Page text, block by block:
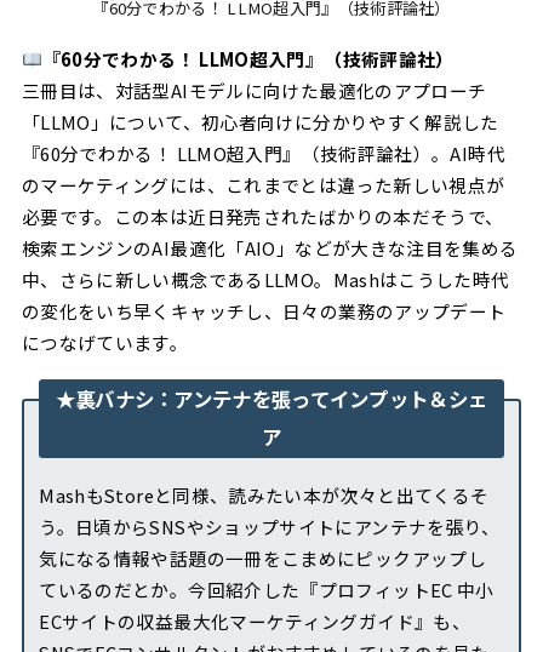
『60分でわかる！ LLMO超入門』（技術評論社）
『60分でわかる！ LLMO超入門』（技術評論社）
三冊目は、対話型AIモデルに向けた最適化のアプローチ
「LLMO」について、初心者向けに分かりやすく解説した
『60分でわかる！ LLMO超入門』（技術評論社）。AI時代
のマーケティングには、これまでとは違った新しい視点が
必要です。この本は近日発売されたばかりの本だそうで、
検索エンジンのAI最適化「AIO」などが大きな注目を集める
中、さらに新しい概念であるLLMO。Mashはこうした時代
の変化をいち早くキャッチし、日々の業務のアップデート
につなげています。
★裏バナシ：アンテナを張ってインプット＆シェ
ア
MashもStoreと同様、読みたい本が次々と出てくるそ
う。日頃からSNSやショップサイトにアンテナを張り、
気になる情報や話題の一冊をこまめにピックアップし
ているのだとか。今回紹介した『プロフィットEC 中小
ECサイトの収益最大化マーケティングガイド』も、